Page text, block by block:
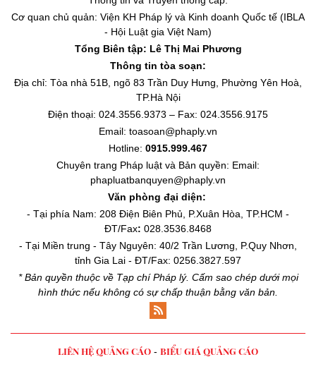
Cơ quan chủ quản: Viện KH Pháp lý và Kinh doanh Quốc tế (IBLA
- Hội Luật gia Việt Nam)
Tổng Biên tập: Lê Thị Mai Phương
Thông tin tòa soạn:
Địa chỉ: Tòa nhà 51B, ngõ 83 Trần Duy Hưng, Phường Yên Hoà,
TP.Hà Nội
Điện thoại: 024.3556.9373 – Fax: 024.3556.9175
Email: toasoan@phaply.vn
Hotline: 0915.999.467
Chuyên trang Pháp luật và Bản quyền: Email:
phapluatbanquyen@phaply.vn
Văn phòng đại diện:
- Tại phía Nam: 208 Điện Biên Phủ, P.Xuân Hòa, TP.HCM -
ĐT/Fax: 028.3536.8468
- Tại Miền trung - Tây Nguyên: 40/2 Trần Lương, P.Quy Nhơn,
tỉnh Gia Lai - ĐT/Fax: 0256.3827.597
* Bản quyền thuộc về Tạp chí Pháp lý. Cấm sao chép dưới mọi
hình thức nếu không có sự chấp thuận bằng văn bản.
LIÊN HỆ QUẢNG CÁO - BIỂU GIÁ QUẢNG CÁO